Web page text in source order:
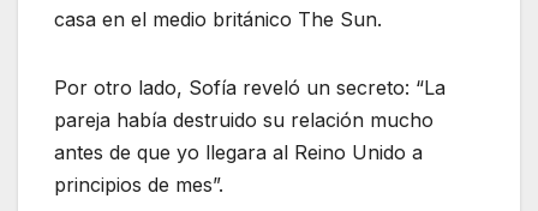
casa en el medio británico The Sun.
Por otro lado, Sofía reveló un secreto: “La
pareja había destruido su relación mucho
antes de que yo llegara al Reino Unido a
principios de mes”.